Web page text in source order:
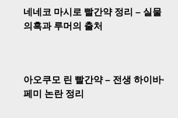
네네코 마시로 빨간약 정리 – 실물
의혹과 루머의 출처
아오쿠모 린 빨간약 – 전생 하이바·
페미 논란 정리